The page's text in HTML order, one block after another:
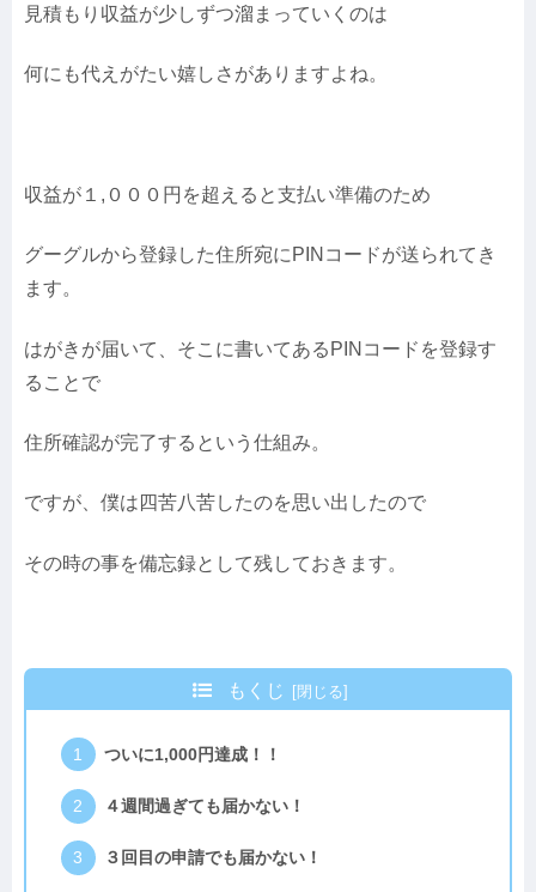
見積もり収益が少しずつ溜まっていくのは
何にも代えがたい嬉しさがありますよね。
収益が１,０００円を超えると支払い準備のため
グーグルから登録した住所宛にPINコードが送られてき
ます。
はがきが届いて、そこに書いてあるPINコードを登録す
ることで
住所確認が完了するという仕組み。
ですが、僕は四苦八苦したのを思い出したので
その時の事を備忘録として残しておきます。
もくじ
ついに1,000円達成！！
４週間過ぎても届かない！
３回目の申請でも届かない！